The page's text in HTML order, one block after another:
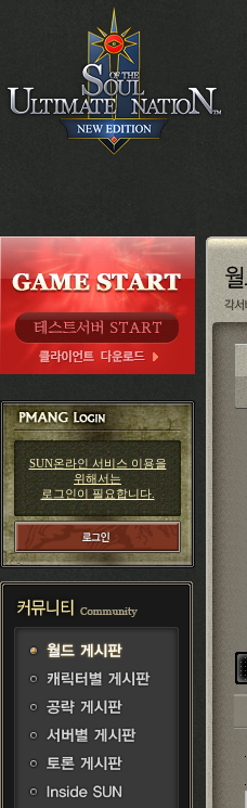
SUN온라인 서비스 이용을
위해서는
로그인이 필요합니다.